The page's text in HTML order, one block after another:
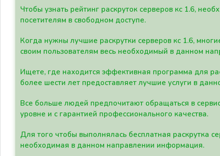
Чтобы узнать рейтинг раскруток серверов кс 1.6,
посетителям в свободном доступе.
Когда нужны лучшие раскрутки серверов кс 1.6,
своим пользователям весь необходимый в данном
Ищете, где находится эффективная программа для
более шести лет предоставляет лучшие услуги в
Все больше людей предпочитают обращаться в
уровне и с гарантией профессионального качества.
Для того чтобы выполнялась бесплатная раскрутка
необходимая в данном направлении информация.